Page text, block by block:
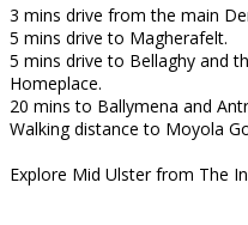
3 mins drive from the main
5 mins drive to Magherafelt.
5 mins drive to Bellaghy and
Homeplace.
20 mins to Ballymena and
Walking distance to Moyola
Explore Mid Ulster from The